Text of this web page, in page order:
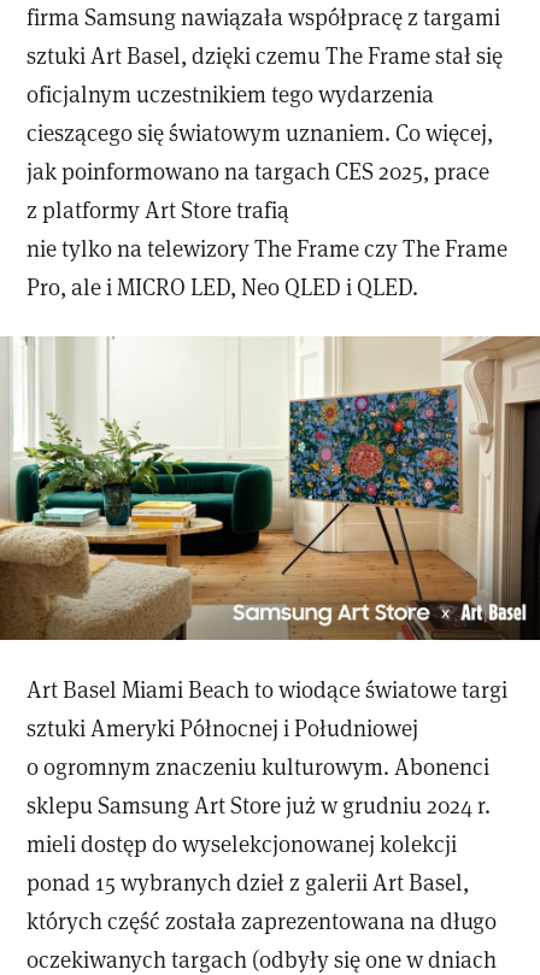
firma Samsung nawiązała współpracę z targami
sztuki Art Basel, dzięki czemu The Frame stał się
oficjalnym uczestnikiem tego wydarzenia
cieszącego się światowym uznaniem. Co więcej,
jak poinformowano na targach CES 2025, prace
z platformy Art Store trafią
nie tylko na telewizory The Frame czy The Frame
Pro, ale i MICRO LED, Neo QLED i QLED.
Art Basel Miami Beach to wiodące światowe targi
sztuki Ameryki Północnej i Południowej
o ogromnym znaczeniu kulturowym. Abonenci
sklepu Samsung Art Store już w grudniu 2024 r.
mieli dostęp do wyselekcjonowanej kolekcji
ponad 15 wybranych dzieł z galerii Art Basel,
których część została zaprezentowana na długo
oczekiwanych targach (odbyły się one w dniach